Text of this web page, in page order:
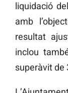
liquidació
amb
resultat
inclou
superàvit de